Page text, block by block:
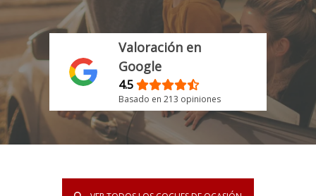
Valoración en
Google
4.5
Basado en 213 opiniones